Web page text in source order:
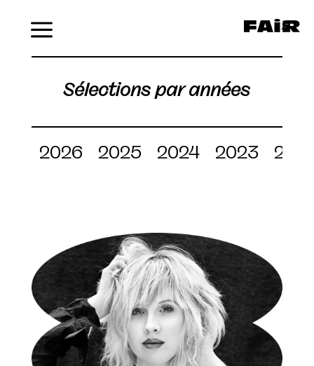
Sélections par années
2026 2025 2024 2023